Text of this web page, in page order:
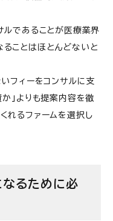
ルであることが医療業界
ことはほとんどないと
いフィーをコンサルに支
」よりも提案内容を徹
れるファームを選択し
なるために必